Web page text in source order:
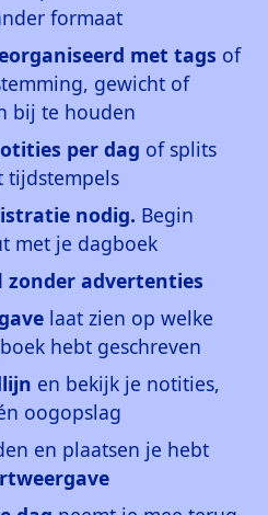
formaat
met tags of
gewicht of
bij te houden
per dag of splits
tijdstempels
nodig. Begin
met je dagboek
zonder advertenties
laat zien op welke
hebt geschreven
en bekijk je notities,
oogopslag
en plaatsen je hebt